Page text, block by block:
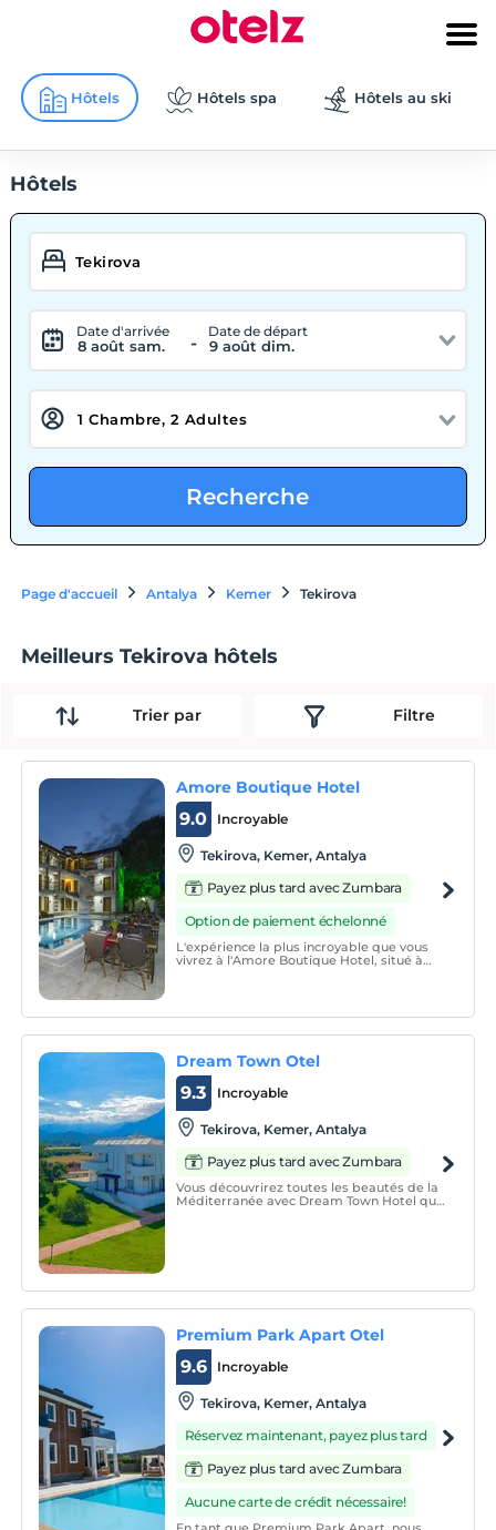
Hôtels Hôtels spa Hôtels au ski
Hôtels
Date d'arrivée
8 août sam. -
Date de départ
9 août dim.
Recherche
Page d'accueil Antalya Kemer Tekirova
Meilleurs Tekirova hôtels
Trier par Filtre
Amore Boutique Hotel
Incroyable
9.0
Tekirova, Kemer, Antalya
Payez plus tard avec Zumbara
Option de paiement échelonné
L'expérience la plus incroyable que vous
vivrez à l'Amore Boutique Hotel, situé à
la beauté naturelle, c'est que la paix et la
Dream Town Otel
Incroyable
9.3
Tekirova, Kemer, Antalya
Payez plus tard avec Zumbara
Vous découvrirez toutes les beautés de la
Méditerranée avec Dream Town Hotel qui
Premium Park Apart Otel
Incroyable
9.6
Tekirova, Kemer, Antalya
Réservez maintenant, payez plus tard
Payez plus tard avec Zumbara
Aucune carte de crédit nécessaire!